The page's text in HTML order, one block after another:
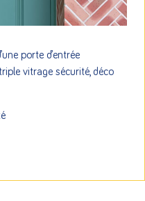
porte d’entrée
vitrage sécurité, déco